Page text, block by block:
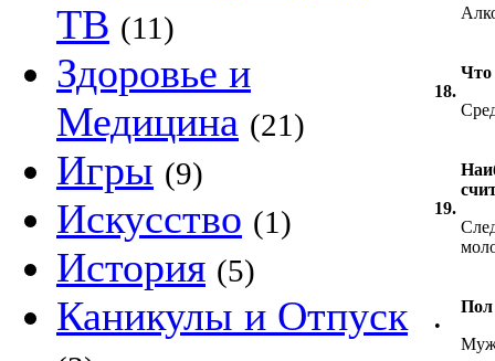
ТВ (11)
Здоровье и
Медицина (21)
Игры (9)
Искусство (1)
История (5)
Каникулы и Отпуск
18.
Что
19.
•
Пол